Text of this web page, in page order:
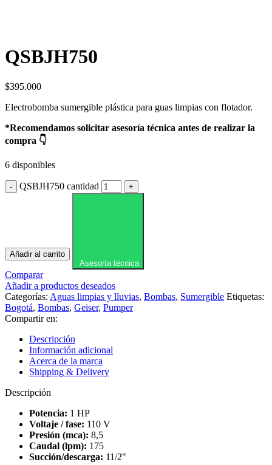
QSBJH750
$395.000
Electrobomba sumergible plástica para guas limpias con flotador.
*Recomendamos solicitar asesoría técnica antes de realizar la
compra 👇
6 disponibles
QSBJH750 cantidad
Añadir al carrito
Asesoría técnica
Comparar
Añadir a productos deseados
Categorías: Aguas limpias y lluvias, Bombas, Sumergible Etiquetas:
Bogotá, Bombas, Geiser, Pumper
Compartir en:
Descripción
Información adicional
Acerca de la marca
Shipping & Delivery
Descripción
Potencia: 1 HP
Voltaje / fase: 110 V
Presión (mca): 8,5
Caudal (lpm): 175
Succión/descarga: 11/2"